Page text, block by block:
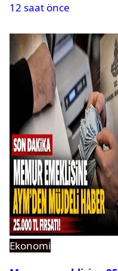
12 saat önce
Ekonomi